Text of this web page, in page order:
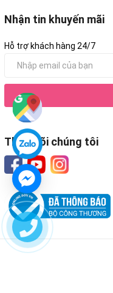
Nhận tin khuyến mãi
Hỗ trợ khách hàng 24/7
Theo dõi chúng tôi